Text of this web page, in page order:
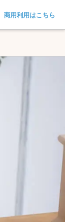
商用利用はこちら